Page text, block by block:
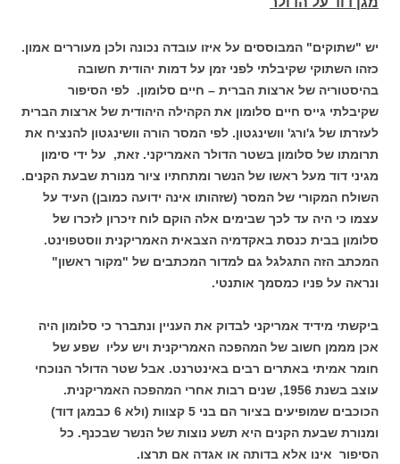
יש "שתוקים" המבוססים על איזו עובדה נכונה ולכן מעוררים אמון.
כזהו השתוקי שקיבלתי לפני זמן על דמות יהודית חשובה
בהיסטוריה של ארצות הברית – חיים סלומון. לפי הסיפור
שקיבלתי גייס חיים סלומון את הקהילה היהודית של ארצות הברית
לעזרתו של ג'ורג' וושינגטון. לפי המסר הורה וושינגטון להנציח את
תרומתו של סלומון בשטר הדולר האמריקני. זאת, על ידי סימון
מגיני דוד מעל ראשו של הנשר ומתחתיו ציור מנורת שבעת הקנים.
השולח המקורי של המסר (שזהותו אינה ידועה כמובן) העיד על
עצמו כי היה עד לכך שבימים אלה הוקם לוח זיכרון לזכרו של
סלומון בבית כנסת באקדמיה הצבאית האמריקנית ווסטפוינט.
המכתב הזה התגלגל גם למדור המכתבים של "מקור ראשון"
ונראה על פניו כמסמך אותנטי.
ביקשתי מידיד אמריקני לבדוק את העניין ונתברר כי סלומון היה
אכן מממן חשוב של המהפכה האמריקנית ויש עליו שפע של
חומר אמיתי באתרים רבים באינטרנט. אבל שטר הדולר הנוכחי
עוצב בשנת 1956, שנים רבות אחרי המהפכה האמריקנית.
הכוכבים שמופיעים בציור הם בני 5 קצוות (ולא 6 כבמגן דוד)
ומנורת שבעת הקנים היא תשע נוצות של הנשר שבכנף. כל
הסיפור אינו אלא בדותה או אגדה אם תרצו.